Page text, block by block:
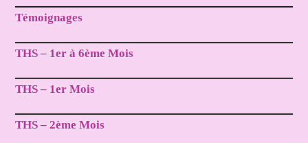
Témoignages
THS – 1er à 6ème Mois
THS – 1er Mois
THS – 2ème Mois